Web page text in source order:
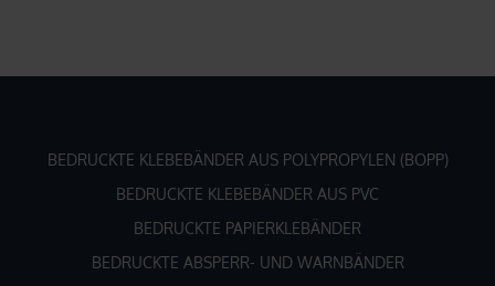
BEDRUCKTE KLEBEBÄNDER AUS POLYPROPYLEN (BOPP)
BEDRUCKTE KLEBEBÄNDER AUS PVC
BEDRUCKTE PAPIERKLEBÄNDER
BEDRUCKTE ABSPERR- UND WARNBÄNDER